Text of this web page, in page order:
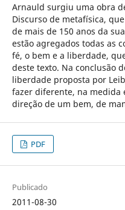
Arnauld surgiu uma obra
Discurso de metafísica,
de mais de 150 anos da
estão agregados todas as
fé, o bem e a liberdade,
deste texto. Na conclusão
liberdade proposta por
fazer diferente, na medida
direção de um bem, de
PDF
Publicado
2011-08-30